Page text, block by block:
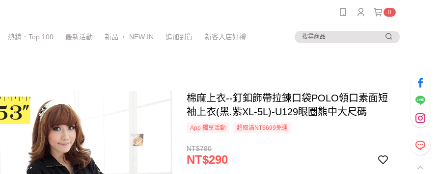
0
熱銷．Top 100 最新活動 新品 ‧ NEW IN 追加到貨 新客入店好禮
棉麻上衣--釘釦飾帶拉鍊口袋POLO領口素面短
袖上衣(黑.紫XL-5L)-U129眼圈熊中大尺碼
App 獨享活動 超取滿NT$699免運
NT$780
NT$290